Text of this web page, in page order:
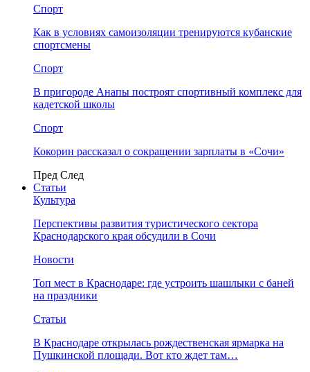
Спорт
Как в условиях самоизоляции тренируются кубанские
спортсмены
Спорт
В пригороде Анапы построят спортивный комплекс для
кадетской школы
Спорт
Кокорин рассказал о сокращении зарплаты в «Сочи»
Пред След
Статьи
Культура
Перспективы развития туристического сектора
Краснодарского края обсудили в Сочи
Новости
Топ мест в Краснодаре: где устроить шашлыки с баней
на праздники
Статьи
В Краснодаре открылась рождественская ярмарка на
Пушкинской площади. Вот кто ждет там…